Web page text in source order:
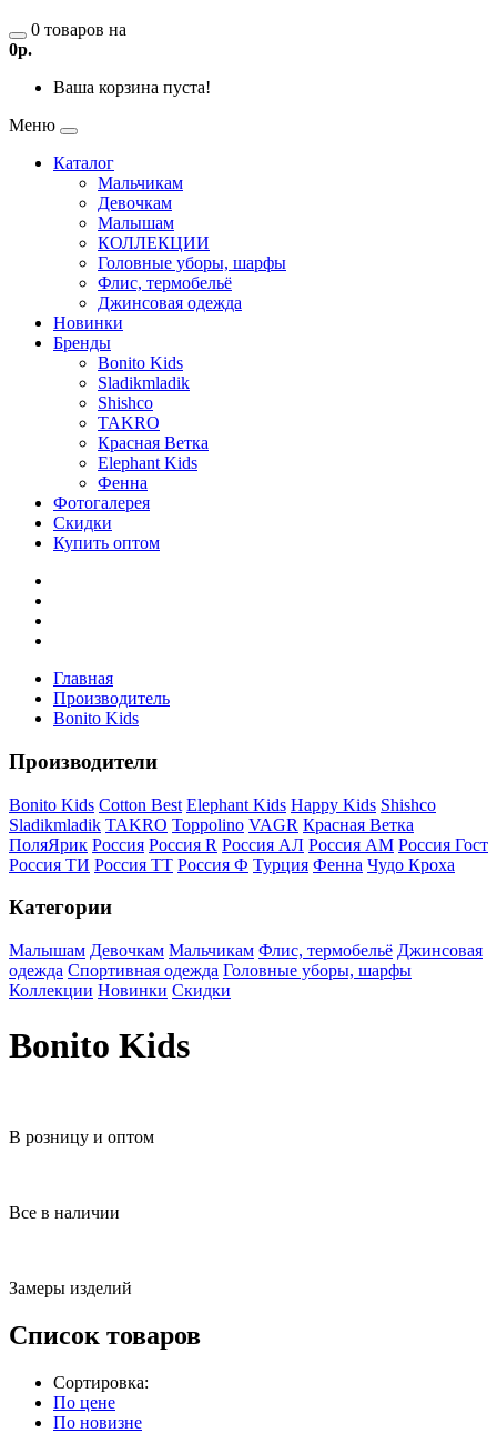
0 товаров на
0р.
Ваша корзина пуста!
Меню
Каталог
Мальчикам
Девочкам
Малышам
КОЛЛЕКЦИИ
Головные уборы, шарфы
Флис, термобельё
Джинсовая одежда
Новинки
Бренды
Bonito Kids
Sladikmladik
Shishco
TAKRO
Красная Ветка
Elephant Kids
Фенна
Фотогалерея
Скидки
Купить оптом
Главная
Производитель
Bonito Kids
Производители
Bonito Kids Cotton Best Elephant Kids Happy Kids Shishco
Sladikmladik TAKRO Toppolino VAGR Красная Ветка
ПоляЯрик Россия Россия R Россия АЛ Россия АМ Россия Гост
Россия ТИ Россия ТТ Россия Ф Турция Фенна Чудо Кроха
Категории
Малышам Девочкам Мальчикам Флис, термобельё Джинсовая
одежда Спортивная одежда Головные уборы, шарфы
Коллекции Новинки Скидки
Bonito Kids
В розницу и оптом
Все в наличии
Замеры изделий
Список товаров
Сортировка:
По цене
По новизне